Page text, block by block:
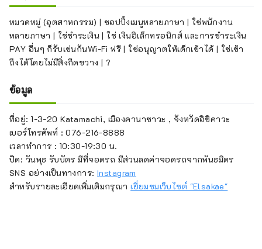
หมวดหมู่ (อุตสาหกรรม) | ชอปปิ้งเมนูหลายภาษา | ใช่พนักงาน
หลายภาษา | ใช่ชำระเงิน | ใช่ เงินอิเล็กทรอนิกส์ และการชำระเงิน
PAY อื่นๆ ก็รับเช่นกันWi-Fi ฟรี | ใช่อนุญาตให้เด็กเข้าได้ | ใช่เข้า
ถึงได้โดยไม่มีสิ่งกีดขวาง | ?
ข้อมูล
ที่อยู่: 1-3-20 Katamachi, เมืองคานาซาวะ , จังหวัดอิชิคาวะ
เบอร์โทรศัพท์ : 076-216-8888
เวลาทำการ : 10:30-19:30 น.
ปิด: วันพุธ รับบัตร มีที่จอดรถ มีส่วนลดค่าจอดรถจากพันธมิตร
SNS อย่างเป็นทางการ: Instagram
สำหรับรายละเอียดเพิ่มเติมกรุณาเยี่ยมชมเว็บไซต์ "Elsakae"